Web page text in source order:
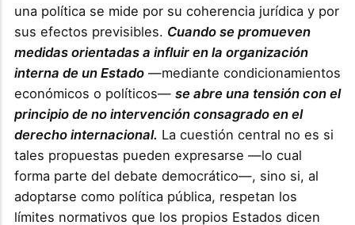
una política se mide por su coherencia jurídica y por
sus efectos previsibles. Cuando se promueven
medidas orientadas a influir en la organización
interna de un Estado—mediante condicionamientos
económicos o políticos— se abre una tensión con el
principio de no intervención consagrado en el
derecho internacional. La cuestión central no es si
tales propuestas pueden expresarse —lo cual
forma parte del debate democrático—, sino si, al
adoptarse como política pública, respetan los
límites normativos que los propios Estados dicen